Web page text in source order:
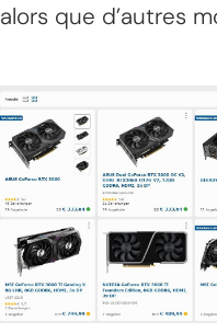
alors que d’autres